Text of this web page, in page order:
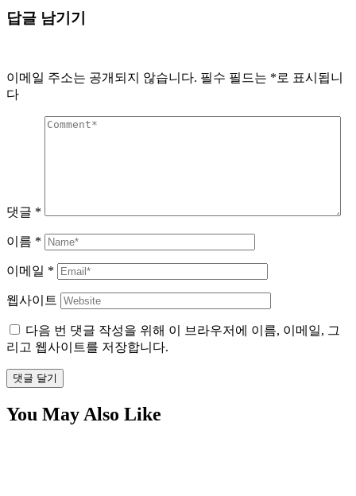
답글 남기기
이메일 주소는 공개되지 않습니다. 필수 필드는 *로 표시됩니
다
댓글 *
이름 *
이메일 *
웹사이트
다음 번 댓글 작성을 위해 이 브라우저에 이름, 이메일, 그
리고 웹사이트를 저장합니다.
댓글 달기
You May Also Like